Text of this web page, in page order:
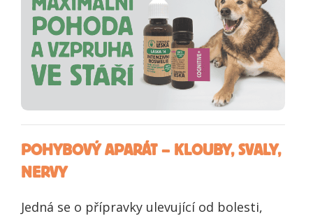
POHYBOVÝ APARÁT – KLOUBY, SVALY,
NERVY
Jedná se o přípravky ulevující od bolesti,